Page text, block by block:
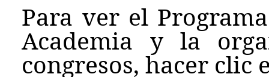
Para ver el
Academia y la
congresos, hacer clic